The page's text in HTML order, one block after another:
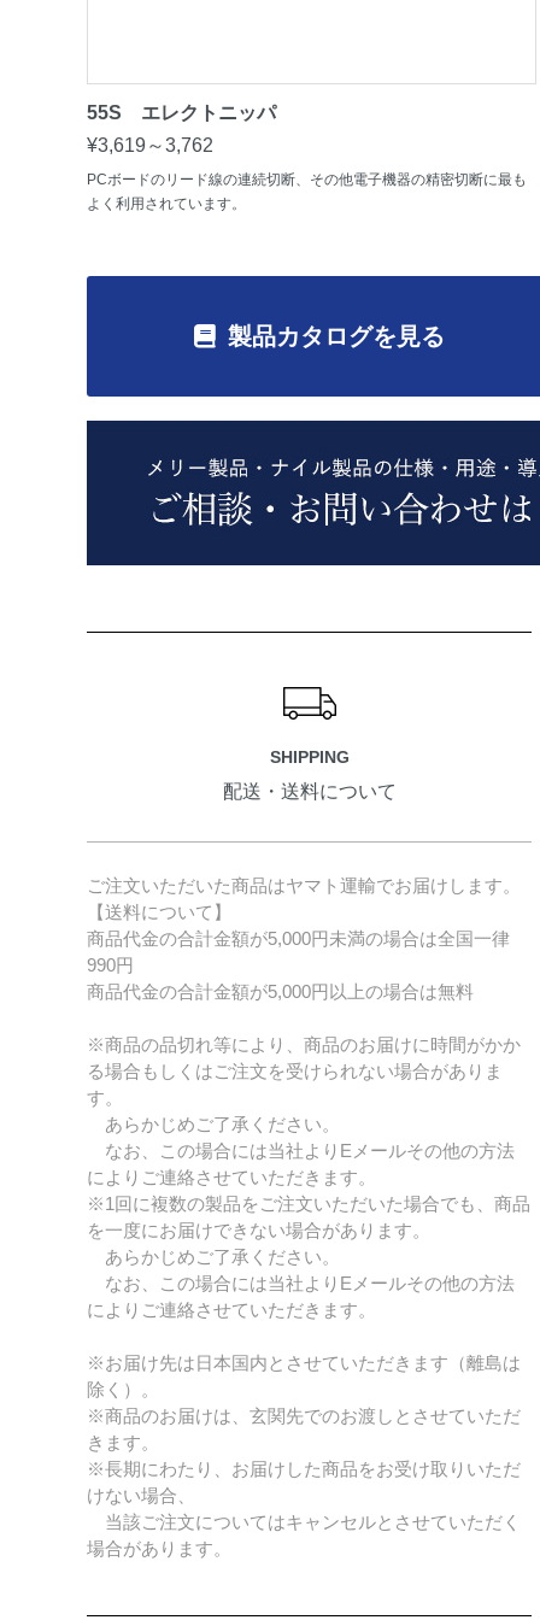
55S エレクトニッパ
¥3,619～3,762
PCボードのリード線の連続切断、その他電子機器の精密切断に最も
よく利用されています。
製品カタログを見る
SHIPPING
配送・送料について
ご注文いただいた商品はヤマト運輸でお届けします。
【送料について】
商品代金の合計金額が5,000円未満の場合は全国一律
990円
商品代金の合計金額が5,000円以上の場合は無料
※商品の品切れ等により、商品のお届けに時間がかか
る場合もしくはご注文を受けられない場合がありま
す。
あらかじめご了承ください。
なお、この場合には当社よりEメールその他の方法
によりご連絡させていただきます。
※1回に複数の製品をご注文いただいた場合でも、商品
を一度にお届けできない場合があります。
あらかじめご了承ください。
なお、この場合には当社よりEメールその他の方法
によりご連絡させていただきます。
※お届け先は日本国内とさせていただきます（離島は
除く）。
※商品のお届けは、玄関先でのお渡しとさせていただ
きます。
※長期にわたり、お届けした商品をお受け取りいただ
けない場合、
当該ご注文についてはキャンセルとさせていただく
場合があります。